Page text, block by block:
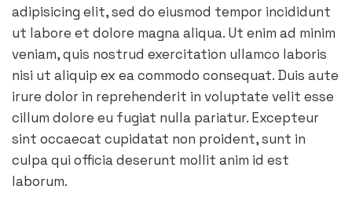
adipisicing elit, sed do eiusmod tempor incididunt
ut labore et dolore magna aliqua. Ut enim ad minim
veniam, quis nostrud exercitation ullamco laboris
nisi ut aliquip ex ea commodo consequat. Duis aute
irure dolor in reprehenderit in voluptate velit esse
cillum dolore eu fugiat nulla pariatur. Excepteur
sint occaecat cupidatat non proident, sunt in
culpa qui officia deserunt mollit anim id est
laborum.